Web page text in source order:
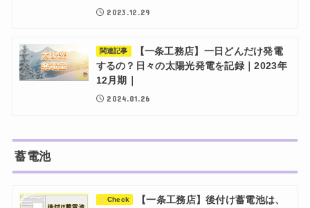
2023.12.29
関連記事
【一条工務店】一日どんだけ発電
するの？日々の太陽光発電を記録｜2023年
12月期｜
2024.01.26
蓄電池
Check
【一条工務店】後付け蓄電池は、